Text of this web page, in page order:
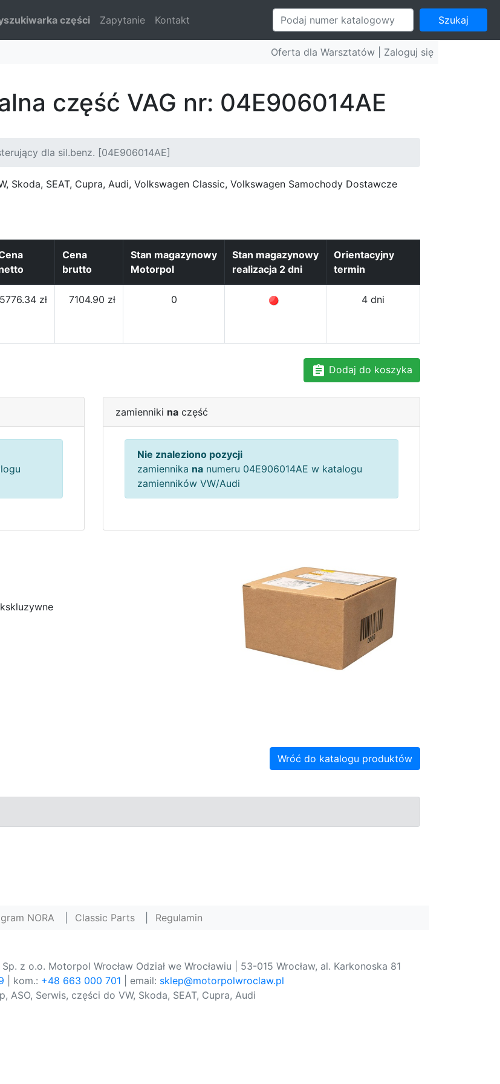
części Zapytanie Kontakt Szukaj
Oferta dla Warsztatów | Zaloguj się
część VAG nr: 04E906014AE
dla sil.benz. [04E906014AE]
Skoda, SEAT, Cupra, Audi, Volkswagen Classic, Volkswagen Samochody Dostawcze
Cena
brutto
Stan magazynowy
Motorpol
Stan magazynowy
realizacja 2 dni
Orientacyjny
termin
5776.34 zł 7104.90 zł 0 4 dni
Dodaj do koszyka
zamienniki na część
Nie znaleziono pozycji
zamiennika na numeru 04E906014AE w katalogu
zamienników VW/Audi
Wróć do katalogu produktów
NORA Classic Parts Regulamin
z o.o. Motorpol Wrocław Odział we Wrocławiu | 53-015 Wrocław, al. Karkonoska 81
| kom.: +48 663 000 701 | email: sklep@motorpolwroclaw.pl
ASO, Serwis, części do VW, Skoda, SEAT, Cupra, Audi